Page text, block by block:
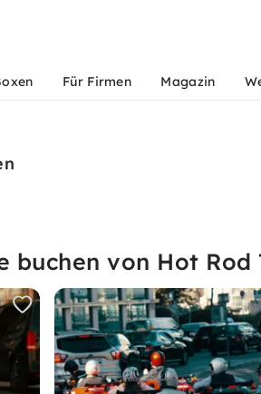
Für Firmen Magazin
buchen von Hot Rod